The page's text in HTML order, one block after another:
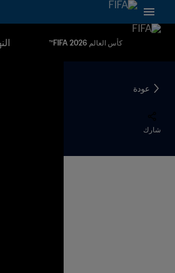
كأس العالم FIFA 2026™
عودة
شارك